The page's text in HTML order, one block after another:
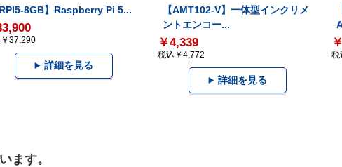
RPI5-8GB】Raspberry Pi 5...
37,290
詳細を見る
【AMT102-V】一体型インクリメ
ントエンコー...
￥4,339
税込￥4,772
詳細を見る
税
ます。